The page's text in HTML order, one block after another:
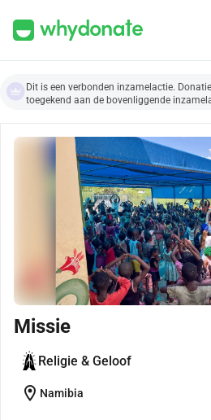
Dit is een verbonden inzamelactie.
toegekend aan de bovenliggende
Missie
Religie & Geloof
location_on Namibia